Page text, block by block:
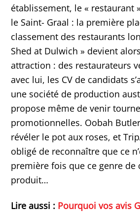
établissement, le « restaurant
le Saint- Graal : la première
classement des restaurants
Shed at Dulwich » devient
attraction : des restaurateurs
avec lui, les CV de candidats
une société de production
propose même de venir
promotionnelles. Oobah
révéler le pot aux roses, et
obligé de reconnaître que ce
première fois que ce genre de
produit…
Lire aussi : Pourquoi vos avis